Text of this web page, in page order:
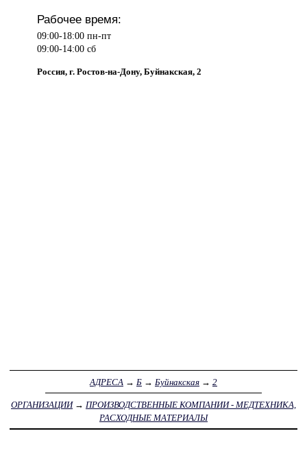
Рабочее время:
09:00-18:00 пн-пт
09:00-14:00 сб
Россия, г. Ростов-на-Дону, Буйнакская, 2
АДРЕСА → Б → Буйнакская → 2
ОРГАНИЗАЦИИ→ ПРОИЗВОДСТВЕННЫЕ КОМПАНИИ - МЕДТЕХНИКА,
РАСХОДНЫЕ МАТЕРИАЛЫ